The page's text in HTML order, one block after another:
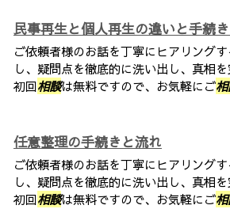
民事再生と個人再生の違いと手続
ご依頼者様のお話を丁寧にヒアリング
し、疑問点を徹底的に洗い出し、真相を
初回相談は無料ですので、お気軽にご
任意整理の手続きと流れ
ご依頼者様のお話を丁寧にヒアリング
し、疑問点を徹底的に洗い出し、真相を
初回相談は無料ですので、お気軽にご